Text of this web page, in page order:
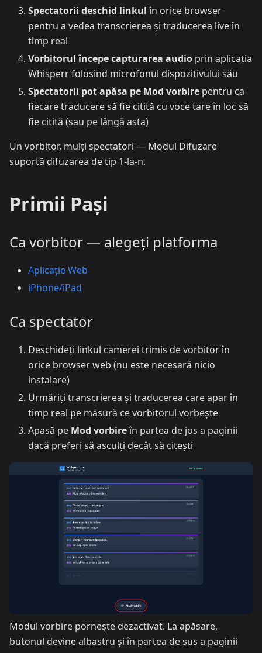
Spectatorii deschid linkulîn orice browser
pentru a vedea transcrierea și traducerea live în
timp real
Vorbitorul începe capturarea audio prin aplicația
Whisperr folosind microfonul dispozitivului său
Spectatorii pot apăsa pe Mod vorbire pentru ca
fiecare traducere să fie citită cu voce tare în loc să
fie citită (sau pe lângă asta)
Un vorbitor, mulți spectatori — Modul Difuzare
suportă difuzarea de tip 1-la-n.
Primii Pași
Ca vorbitor — alegeți platforma
Aplicație Web
iPhone/iPad
Ca spectator
Deschideți linkul camerei trimis de vorbitor în
orice browser web (nu este necesară nicio
instalare)
Urmăriți transcrierea și traducerea care apar în
timp real pe măsură ce vorbitorul vorbește
Apasă pe Mod vorbireîn partea de jos a paginii
dacă preferi să asculți decât să citești
Modul vorbire pornește dezactivat. La apăsare,
butonul devine albastru și în partea de sus a paginii